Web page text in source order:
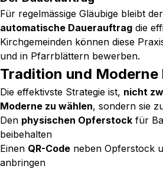
Für regelmässige Gläubige bleibt der
automatische Dauerauftrag die
Kirchgemeinden können diese
und in Pfarrblättern bewerben.
Tradition und Moderne
Die effektivste Strategie ist, nicht
Moderne zu wählen, sondern sie
Den physischen Opferstock für
beibehalten
Einen QR-Code neben Opferstock
anbringen